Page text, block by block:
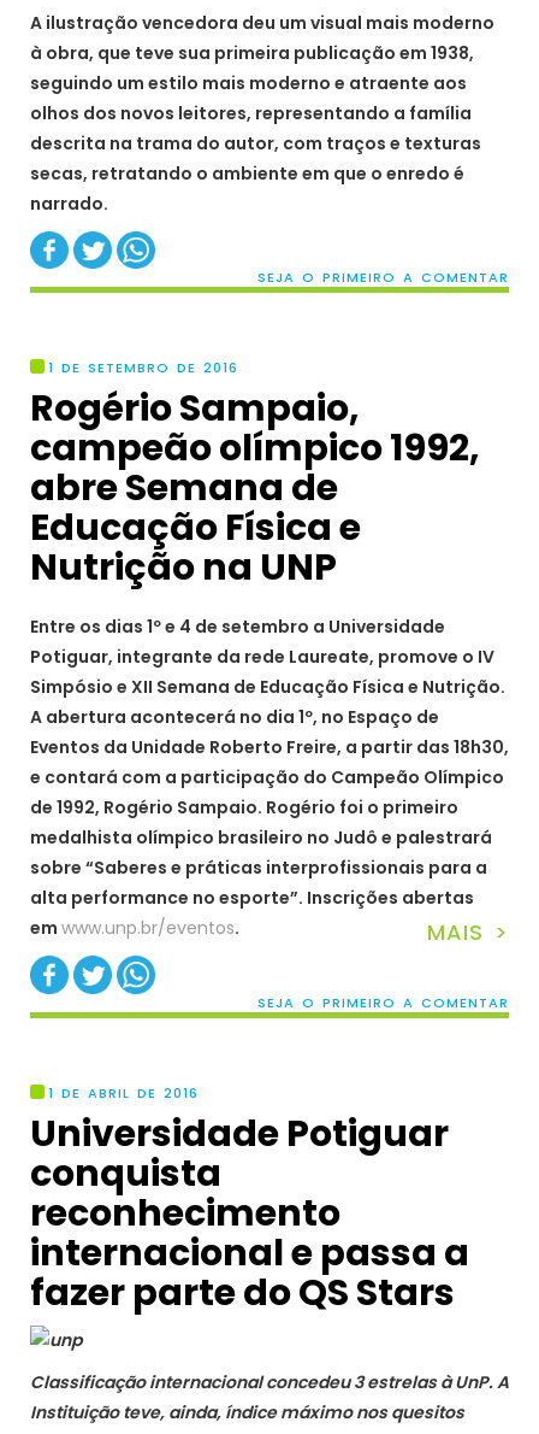
A ilustração vencedora deu um visual mais moderno
à obra, que teve sua primeira publicação em 1938,
seguindo um estilo mais moderno e atraente aos
olhos dos novos leitores, representando a família
descrita na trama do autor, com traços e texturas
secas, retratando o ambiente em que o enredo é
narrado.
SEJA O PRIMEIRO A COMENTAR
1 DE SETEMBRO DE 2016
Rogério Sampaio,
campeão olímpico 1992,
abre Semana de
Educação Física e
Nutrição na UNP
Entre os dias 1º e 4 de setembro a Universidade
Potiguar, integrante da rede Laureate, promove o IV
Simpósio e XII Semana de Educação Física e Nutrição.
A abertura acontecerá no dia 1º, no Espaço de
Eventos da Unidade Roberto Freire, a partir das 18h30,
e contará com a participação do Campeão Olímpico
de 1992, Rogério Sampaio. Rogério foi o primeiro
medalhista olímpico brasileiro no Judô e palestrará
sobre “Saberes e práticas interprofissionais para a
alta performance no esporte”. Inscrições abertas
em www.unp.br/eventos. MAIS >
SEJA O PRIMEIRO A COMENTAR
1 DE ABRIL DE 2016
Universidade Potiguar
conquista
reconhecimento
internacional e passa a
fazer parte do QS Stars
Classificação internacional concedeu 3 estrelas à UnP. A
Instituição teve, ainda, índice máximo nos quesitos